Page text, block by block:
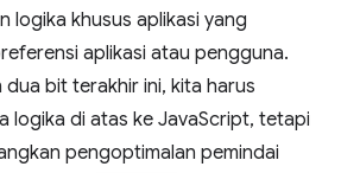
logika khusus aplikasi yang
aplikasi atau pengguna.
bit terakhir ini, kita harus
logika di atas ke JavaScript, tetapi
pengoptimalan pemindai